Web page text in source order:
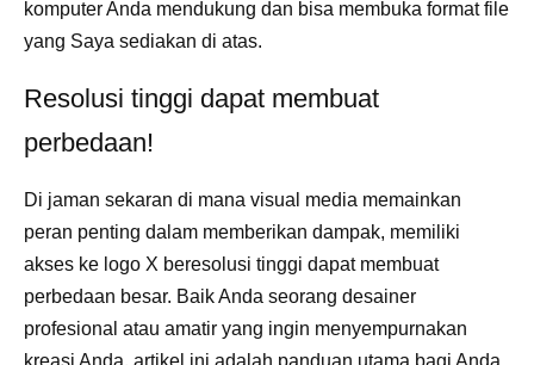
komputer Anda mendukung dan bisa membuka format file
yang Saya sediakan di atas.
Resolusi tinggi dapat membuat
perbedaan!
Di jaman sekaran di mana visual media memainkan
peran penting dalam memberikan dampak, memiliki
akses ke logo X beresolusi tinggi dapat membuat
perbedaan besar. Baik Anda seorang desainer
profesional atau amatir yang ingin menyempurnakan